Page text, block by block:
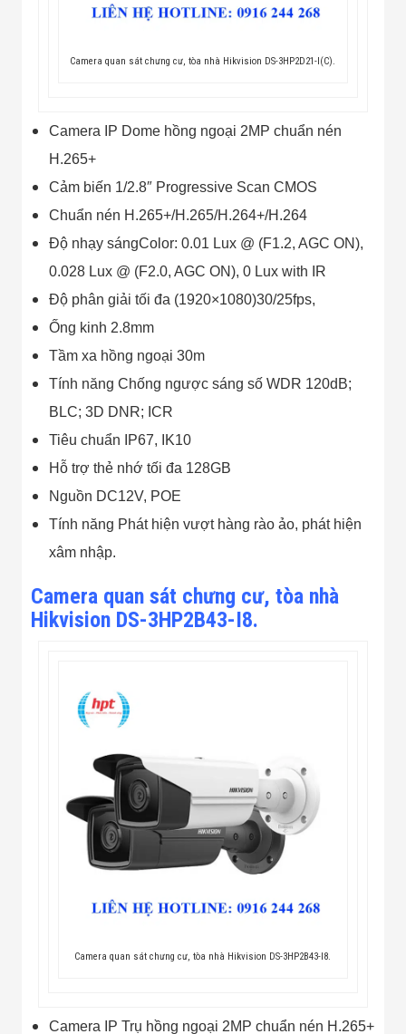
Camera quan sát chưng cư, tòa nhà Hikvision DS-3HP2D21-I(C).
Camera IP Dome hồng ngoại 2MP chuẩn nén
H.265+
Cảm biến 1/2.8″ Progressive Scan CMOS
Chuẩn nén H.265+/H.265/H.264+/H.264
Độ nhạy sángColor: 0.01 Lux @ (F1.2, AGC ON),
0.028 Lux @ (F2.0, AGC ON), 0 Lux with IR
Độ phân giải tối đa (1920×1080)30/25fps,
Ống kinh 2.8mm
Tầm xa hồng ngoại 30m
Tính năng Chống ngược sáng số WDR 120dB;
BLC; 3D DNR; ICR
Tiêu chuẩn IP67, IK10
Hỗ trợ thẻ nhớ tối đa 128GB
Nguồn DC12V, POE
Tính năng Phát hiện vượt hàng rào ảo, phát hiện
xâm nhập.
Camera quan sát chưng cư, tòa nhà
Hikvision DS-3HP2B43-I8.
Camera quan sát chưng cư, tòa nhà Hikvision DS-3HP2B43-I8.
Camera IP Trụ hồng ngoại 2MP chuẩn nén H.265+